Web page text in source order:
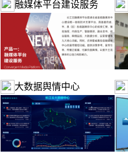
融媒体平台建设服务
大数据舆情中心